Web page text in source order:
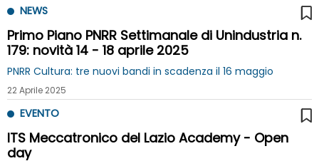
NEWS
Primo Piano PNRR Settimanale di Unindustria n.
179: novità 14 - 18 aprile 2025
PNRR Cultura: tre nuovi bandi in scadenza il 16 maggio
22 Aprile 2025
EVENTO
ITS Meccatronico del Lazio Academy - Open
day